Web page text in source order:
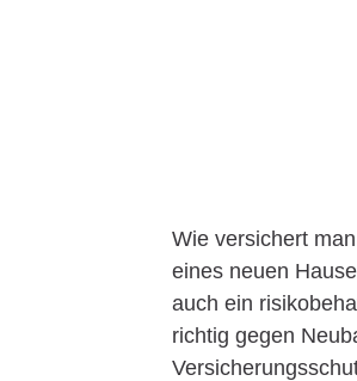
Wie versichert
eines neuen
auch ein
richtig gegen